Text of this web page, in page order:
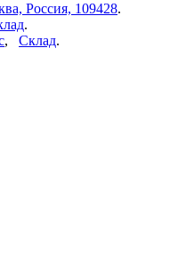
Россия, 109428.
.
, Склад.